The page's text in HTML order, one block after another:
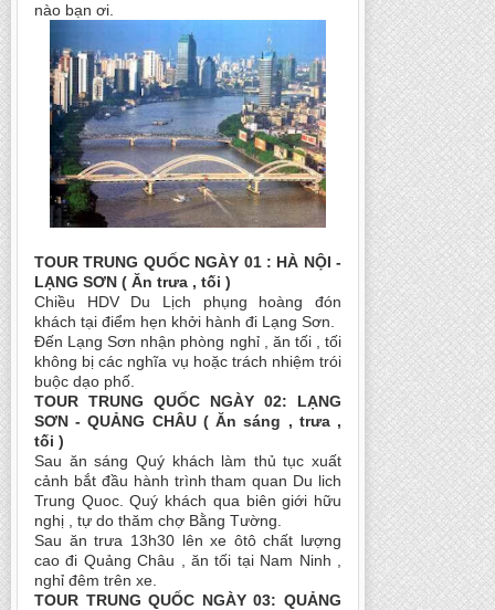
nào bạn ơi.
TOUR TRUNG QUỐC NGÀY 01 : HÀ NỘI -
LẠNG SƠN ( Ăn trưa , tối )
Chiều HDV Du Lịch phụng hoàng đón
khách tại điểm hẹn khởi hành đi Lạng Sơn.
Đến Lạng Sơn nhận phòng nghỉ , ăn tối , tối
không bị các nghĩa vụ hoặc trách nhiệm trói
buộc dạo phố.
TOUR TRUNG QUỐC NGÀY 02: LẠNG
SƠN - QUẢNG CHÂU ( Ăn sáng , trưa ,
tối )
Sau ăn sáng Quý khách làm thủ tục xuất
cảnh bắt đầu hành trình tham quan Du lich
Trung Quoc. Quý khách qua biên giới hữu
nghị , tự do thăm chợ Bằng Tường.
Sau ăn trưa 13h30 lên xe ôtô chất lượng
cao đi Quảng Châu , ăn tối tại Nam Ninh ,
nghỉ đêm trên xe.
TOUR TRUNG QUỐC NGÀY 03: QUẢNG